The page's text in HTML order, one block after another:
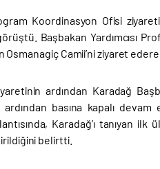
Koordinasyon Ofisi
Başbakan Yardımcısı
Camii’ni ziyaret
ardından Karadağ
basına kapalı devam
Karadağ’ı tanıyan
belirtti.